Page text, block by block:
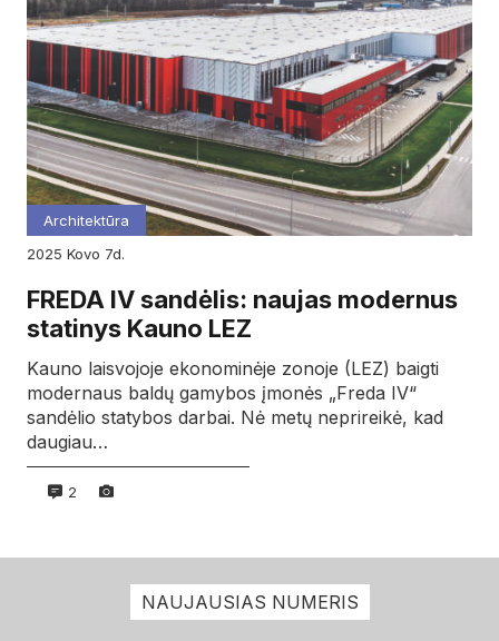
Architektūra
2025
kovo 7d.
FREDA IV sandėlis: naujas modernus
statinys Kauno LEZ
Kauno laisvojoje ekonominėje zonoje (LEZ) baigti
modernaus baldų gamybos įmonės „Freda IV“
sandėlio statybos darbai. Nė metų neprireikė, kad
daugiau…
2
NAUJAUSIAS NUMERIS